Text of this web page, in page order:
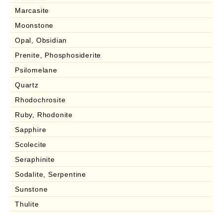
Marcasite
Moonstone
Opal, Obsidian
Prenite, Phosphosiderite
Psilomelane
Quartz
Rhodochrosite
Ruby, Rhodonite
Sapphire
Scolecite
Seraphinite
Sodalite, Serpentine
Sunstone
Thulite